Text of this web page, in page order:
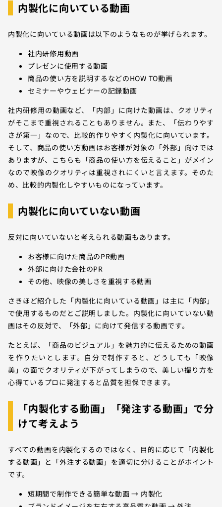
内製化に向いている動画
内製化に向いている動画は以下のようなものが挙げられます。
社内研修用動画
プレゼンに使用する動画
商品の使い方を説明するなどのHOW TO動画
セミナーやウェビナーの記録動画
社内研修用の動画など、「内部」に向けた動画は、クオリティ
がそこまで重視されることもありません。また、「伝わりやす
さが第一」なので、比較的作りやすく内製化に向いています。
そして、商品の使い方動画はお客様が対象の「外部」向けでは
ありますが、こちらも「商品の使い方を伝えること」がメイン
なので映像のクオリティは重視されにくいと言えます。そのた
め、比較的内製化しやすいものになっています。
内製化に向いていない動画
反対に向いていないと考えられる動画もあります。
お客様に向けた商品のPR動画
外部に向けた会社のPR
その他、映像の美しさを重視する動画
さきほど紹介した「内製化に向いている動画」は主に「内部」
で使用するものだとご説明しました。内製化に向いていない動
画はその反対で、「外部」に向けて発信する動画です。
たとえば、「商品のビジュアル」を魅力的に伝えるための動画
を作りたいとします。自分で制作すると、どうしても「映像
美」の面でクオリティが下がってしまうので、美しい撮り方を
心得ているプロに発注すると品質を担保できます。
「内製化する動画」「発注する動画」で分
けて考えよう
すべての動画を内製化するのではなく、目的に応じて「内製化
する動画」と「外注する動画」を適切に分けることがポイント
です。
短期間で制作できる簡単な動画 → 内製化